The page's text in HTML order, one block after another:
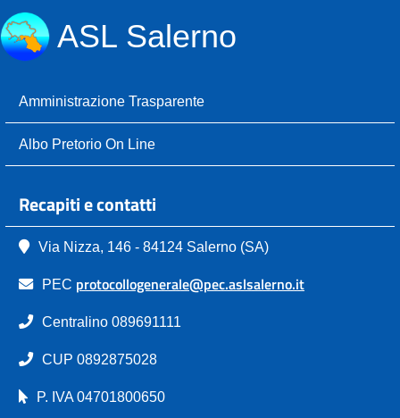
ASL Salerno
Amministrazione Trasparente
Albo Pretorio On Line
Recapiti e contatti
Via Nizza, 146 - 84124 Salerno (SA)
PEC protocollogenerale@pec.aslsalerno.it
Centralino 089691111
CUP 0892875028
P. IVA 04701800650